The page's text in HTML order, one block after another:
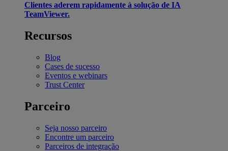
Clientes aderem rapidamente à solução de IA
TeamViewer.
Recursos
Blog
Cases de sucesso
Eventos e webinars
Trust Center
Parceiro
Seja nosso parceiro
Encontre um parceiro
Parceiros de integração